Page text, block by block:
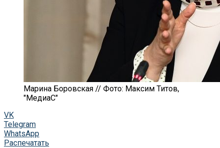
Марина Боровская // Фото: Максим Титов,
"МедиаС"
VK
Telegram
WhatsApp
Распечатать